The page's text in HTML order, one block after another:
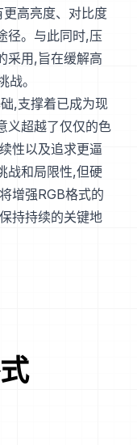
高亮度、对比度
径。与此同时,压
采用,旨在缓解高
。
,支撑着已成为现
义超越了仅仅的色
性以及追求更逼
战和局限性,但硬
增强RGB格式的
持持续的关键地